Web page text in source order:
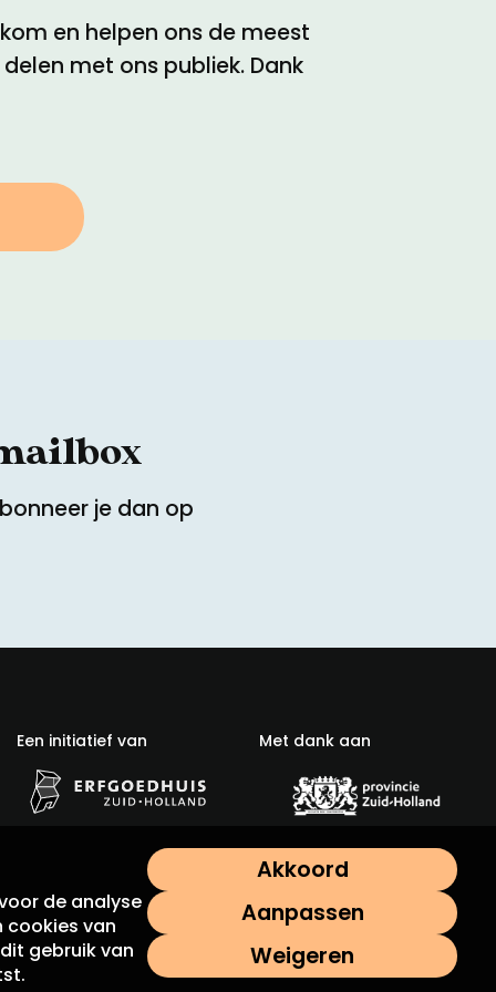
de analyse
cookies van
gebruik van
Akkoord
Aanpassen
Weigeren
en helpen ons de meest
met ons publiek. Dank
je dan op
Een initiatief van Met dank aan